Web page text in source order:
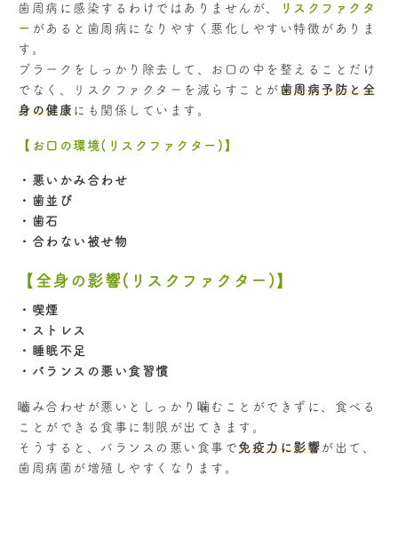
歯周病に感染するわけではありませんが、
リスクファクタ
ー があると歯周病になりやすく悪化しやすい特徴がありま
す。
プラークをしっかり除去して、お口の中を整えることだけ
でなく、リスクファクターを減らすことが歯周病予防と全
身の健康にも関係しています。
【お口の環境(リスクファクター)】
・悪いかみ合わせ
・歯並び
・歯石
・合わない被せ物
【全身の影響(リスクファクター)】
・喫煙
・ストレス
・睡眠不足
・バランスの悪い食習慣
嚙み合わせが悪いとしっかり噛むことができずに、食べる
ことができる食事に制限が出てきます。
そうすると、バランスの悪い食事で免疫力に影響が出て、
歯周病菌が増殖しやすくなります。